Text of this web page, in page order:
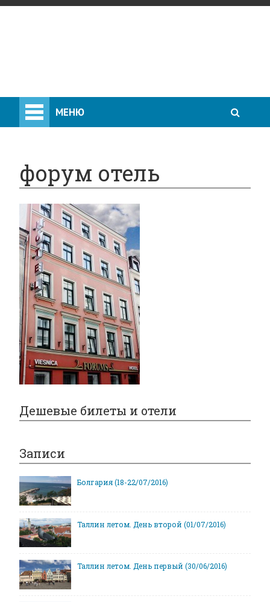
МЕНЮ
форум отель
Дешевые билеты и отели
Записи
Болгария (18-22/07/2016)
Таллин летом. День второй (01/07/2016)
Таллин летом. День первый (30/06/2016)